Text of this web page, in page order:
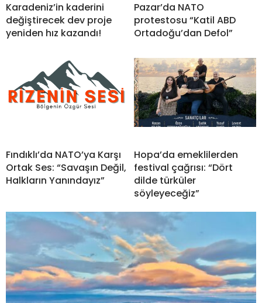
Karadeniz’in kaderini
değiştirecek dev proje
yeniden hız kazandı!
Pazar’da NATO
protestosu “Katil ABD
Ortadoğu’dan Defol”
Fındıklı’da NATO’ya Karşı
Ortak Ses: “Savaşın Değil,
Halkların Yanındayız”
Hopa’da emeklilerden
festival çağrısı: “Dört
dilde türküler
söyleyeceğiz”